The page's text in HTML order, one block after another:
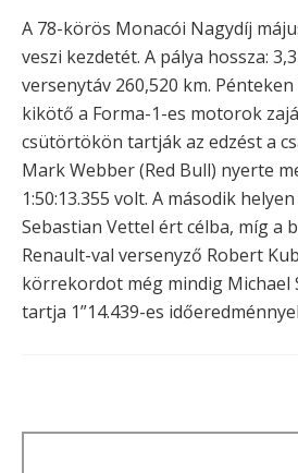
A 78-körös Monacói Nagydíj
veszi kezdetét. A pálya hossza:
versenytáv 260,520 km.
kikötő a Forma-1-es motorok
csütörtökön tartják az edzést a
Mark Webber (Red Bull) nyerte
1:50:13.355 volt. A második
Sebastian Vettel ért célba, míg a
Renault-val versenyző Robert
körrekordot még mindig Michael
tartja 1”14.439-es